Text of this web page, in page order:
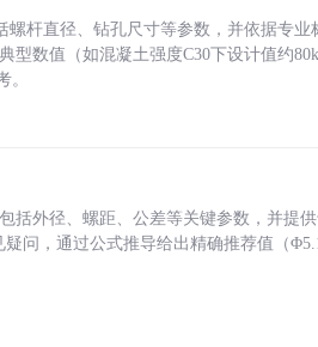
杆直径、钻孔尺寸等参数，并依据专业
型数值（如混凝土强度C30下设计值约
。
括外径、螺距、公差等关键参数，并提
疑问，通过公式推导给出精确推荐值（